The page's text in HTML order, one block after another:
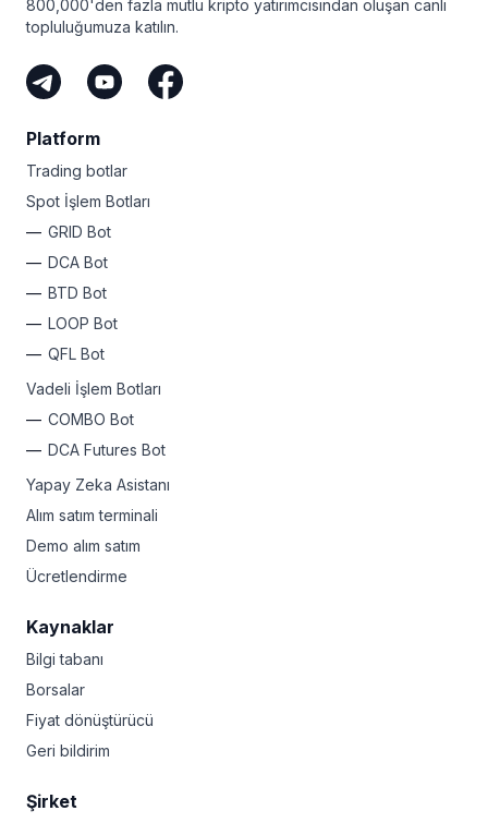
ölçüde değiştirebilir ve menkul kıymetler için yeni bir
kayıt kuralları çağı getirebilir.
800,000'den fazla mutlu kripto yatırımcısından oluşan canlı
topluluğumuza katılın.
Platform
Trading botlar
Spot İşlem Botları
GRID Bot
DCA Bot
BTD Bot
LOOP Bot
QFL Bot
Vadeli İşlem Botları
COMBO Bot
DCA Futures Bot
Yapay Zeka Asistanı
Alım satım terminali
Demo alım satım
Ücretlendirme
Kaynaklar
Bilgi tabanı
Borsalar
Fiyat dönüştürücü
Geri bildirim
Şirket